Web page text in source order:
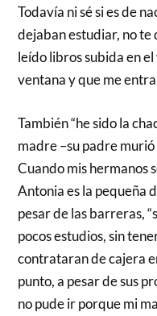
Todavía ni sé si es de
dejaban estudiar, no te
leído libros subida en
ventana y que me
También “he sido la
madre –su padre
Cuando mis hermanos
Antonia es la pequeña
pesar de las barreras,
pocos estudios, sin
contrataran de cajera
punto, a pesar de sus
no pude ir porque mi